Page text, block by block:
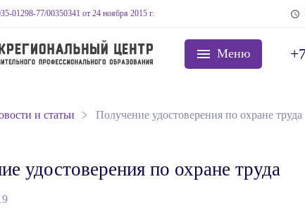
01298-77/00350341 от 24 ноября 2015 г.
Меню
и статьи Получение удостоверения по охране труда
удостоверения по охране труда